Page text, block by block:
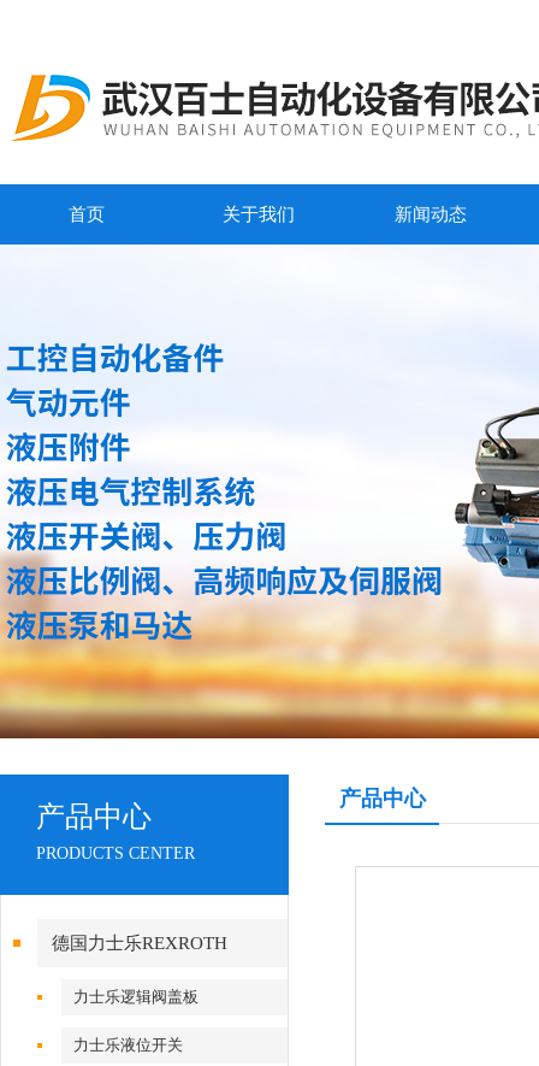
首页 关于我们 新闻动态
产品中心
PRODUCTS CENTER
德国力士乐REXROTH
力士乐逻辑阀盖板
力士乐液位开关
产品中心